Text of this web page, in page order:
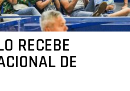
RECEBE
DE